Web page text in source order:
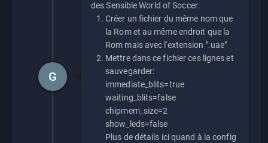
des Sensible World of Soccer:
Créer un fichier du même nom que
la Rom et au même endroit que la
Rom mais avec l'extension ".uae"
Mettre dans ce fichier ces lignes et
sauvegarder:
immediate_blits=true
waiting_blits=false
chipmem_size=2
show_leds=false
Plus de détails ici quand à la config
G